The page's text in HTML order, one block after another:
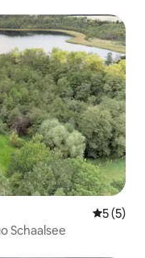
5 de
5 (5)
Schaalsee